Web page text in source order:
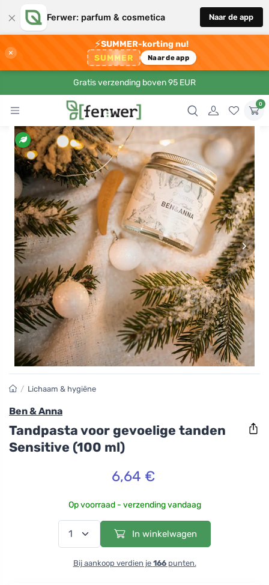
× Ferwer: parfum & cosmetica Naar de app
×
⚡SUMMER-korting nu!
SUMMER Naar de app
Gratis verzending boven 95 EUR
0
›
/ Lichaam & hygiëne
Ben & Anna
Tandpasta voor gevoelige tanden
Sensitive (100 ml)
6,64 €
Op voorraad - verzending vandaag
In winkelwagen
Bij aankoop verdien je 166punten.